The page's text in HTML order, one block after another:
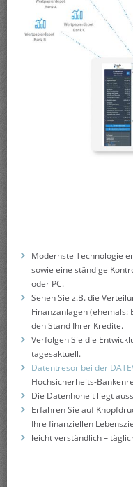
Modernste Technologie
sowie eine ständige
oder PC.
Sehen Sie z.B. die
Finanzanlagen
den Stand Ihrer Kredite.
Verfolgen Sie die
tagesaktuell.
Datentresor bei der
Hochsicherheits-
Die Datenhoheit liegt
Erfahren Sie auf
Ihre finanziellen
leicht verständlich –